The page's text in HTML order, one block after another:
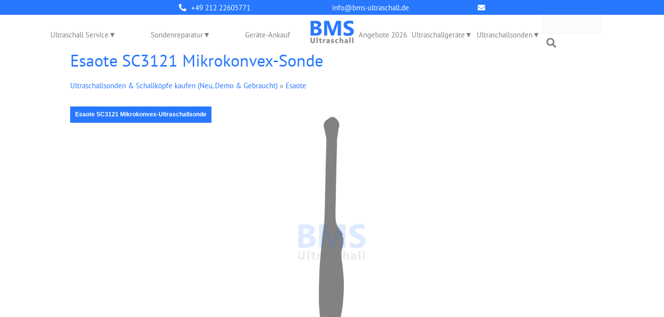
+49 212 22605771 info@bms-ultraschall.de
Ultraschall Service Sondenreparatur Geräte-Ankauf Angebote 2026 Ultraschallgeräte Ultraschallsonden
Esaote SC3121 Mikrokonvex-Sonde
Ultraschallsonden & Schallköpfe kaufen (Neu, Demo & Gebraucht) » Esaote
Esaote SC3121 Mikrokonvex-Ultraschallsonde